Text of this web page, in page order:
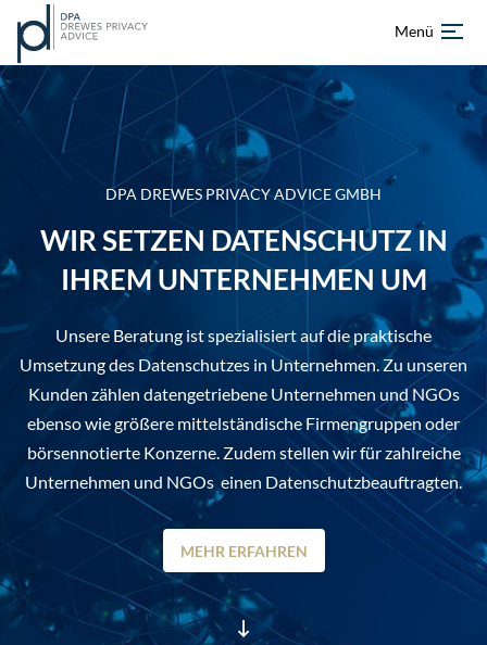
content
Menü
Startseite
Über uns
Karriere
DE EN
DPA DREWES PRIVACY ADVICE GMBH
WIR SETZEN DATENSCHUTZ IN
IHREM UNTERNEHMEN UM
Unsere Beratung ist spezialisiert auf die praktische
Umsetzung des Datenschutzes in Unternehmen. Zu unseren
Kunden zählen datengetriebene Unternehmen und NGOs
ebenso wie größere mittelständische Firmengruppen oder
börsennotierte Konzerne. Zudem stellen wir für zahlreiche
Unternehmen und NGOs einen Datenschutzbeauftragten.
MEHR ERFAHREN